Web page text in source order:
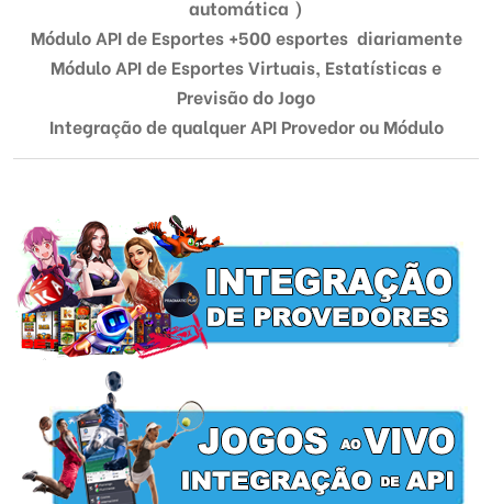
automática )
MóduloAPI de Esportes +500 esportes diariamente
Módulo API de Esportes Virtuais, Estatísticas e
Previsão do Jogo
Integração de qualquer API Provedor ou Módulo